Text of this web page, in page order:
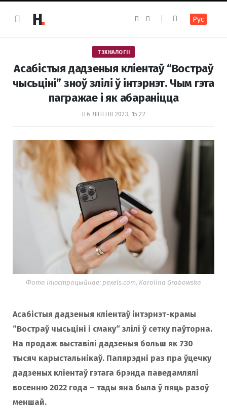
e
k
t
a
m
Рус
ТЭХНАЛОГІІ
Асабістыя дадзеныя кліентаў “Востраў
чысьціні” зноў злілі ў інтэрнэт. Чым гэта
пагражае і як абараніцца
6 ЛІПЕНЯ 2023, 15:22
Фота ілюстрацыйнае: pexels.com, Karolina Grabowska
Асабістыя дадзеныя кліентаў інтэрнэт-крамы
“Востраў чысьціні і смаку“ злілі ў сетку паўторна.
На продаж выставілі дадзеныя больш як 730
тысяч карыстальнікаў. Папярэдні раз пра ўцечку
дадзеных кліентаў гэтага брэнда паведамлялі
восенню 2022 года – тады яна была ў пяць разоў
меншай.